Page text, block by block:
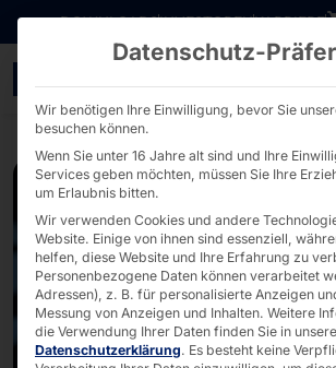
Direkt zum Inhalt wechseln
DOWNLOADSINVESTORENKARRIERE
Datenschutz-
Wir benötigen Ihre Einwilligung, bevor Sie
besuchen können.
Wenn Sie unter 16 Jahre alt sind und Ihre
Services geben möchten, müssen Sie Ihre
um Erlaubnis bitten.
Wir verwenden Cookies und andere
Website. Einige von ihnen sind essenziell,
helfen, diese Website und Ihre Erfahrung zu
Personenbezogene Daten können verarbeitet
Adressen), z. B. für personalisierte Anzeigen
Messung von Anzeigen und Inhalten. Weitere
die Verwendung Ihrer Daten finden Sie in
Datenschutzerklärung. Es besteht keine